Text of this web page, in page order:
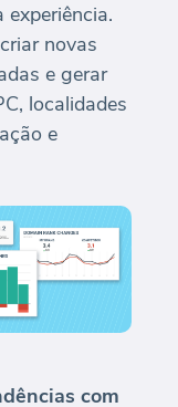
novas
e gerar
localidades
e
com